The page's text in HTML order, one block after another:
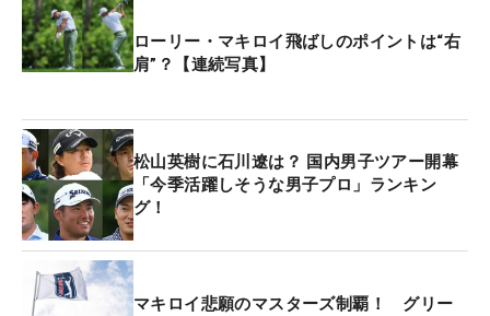
ローリー・マキロイ飛ばしのポイントは“右
肩”？【連続写真】
松山英樹に石川遼は？ 国内男子ツアー開幕
「今季活躍しそうな男子プロ」ランキン
グ！
マキロイ悲願のマスターズ制覇！ グリー